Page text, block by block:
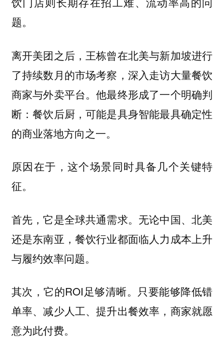
题。
离开美团之后，王栋曾在北美与新加坡进行
了持续数月的市场考察，深入走访大量餐饮
商家与外卖平台。他最终形成了一个明确判
断：餐饮后厨，可能是具身智能最具确定性
的商业落地方向之一。
原因在于，这个场景同时具备几个关键特
征。
首先，它是全球共通需求。无论中国、北美
还是东南亚，餐饮行业都面临人力成本上升
与履约效率问题。
其次，它的ROI足够清晰。只要能够降低错
单率、减少人工、提升出餐效率，商家就愿
意为此付费。